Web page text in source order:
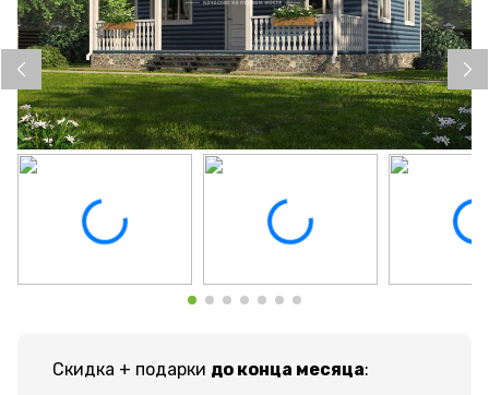
Скидка + подарки до конца месяца: